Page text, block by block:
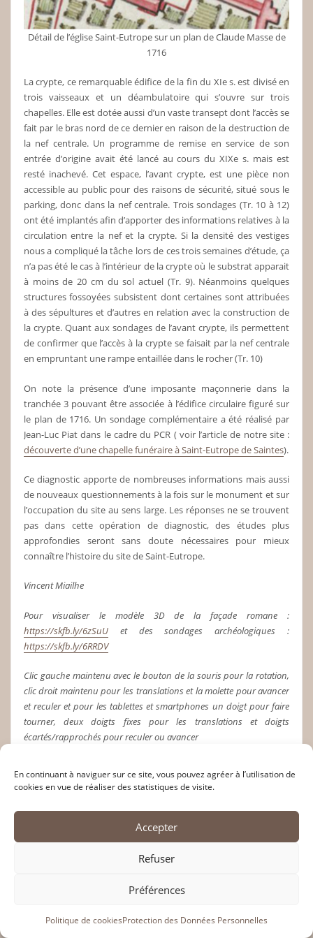
En continuant à naviguer sur ce site, vous pouvez agréer à l’utilisation de
cookies en vue de réaliser des statistiques de visite.
Accepter
Refuser
Préférences
Politique de cookiesProtection des Données Personnelles
Détail de l’église Saint-Eutrope sur un plan de Claude Masse de
1716
La crypte, ce remarquable édifice de la fin du XIe s. est divisé en
trois vaisseaux et un déambulatoire qui s’ouvre sur trois
chapelles. Elle est dotée aussi d’un vaste transept dont l’accès se
fait par le bras nord de ce dernier en raison de la destruction de
la nef centrale. Un programme de remise en service de son
entrée d’origine avait été lancé au cours du XIXe s. mais est
resté inachevé. Cet espace, l’avant crypte, est une pièce non
accessible au public pour des raisons de sécurité, situé sous le
parking, donc dans la nef centrale. Trois sondages (Tr. 10 à 12)
ont été implantés afin d’apporter des informations relatives à la
circulation entre la nef et la crypte. Si la densité des vestiges
nous a compliqué la tâche lors de ces trois semaines d’étude, ça
n’a pas été le cas à l’intérieur de la crypte où le substrat apparait
à moins de 20 cm du sol actuel (Tr. 9). Néanmoins quelques
structures fossoyées subsistent dont certaines sont attribuées
à des sépultures et d’autres en relation avec la construction de
la crypte. Quant aux sondages de l’avant crypte, ils permettent
de confirmer que l’accès à la crypte se faisait par la nef centrale
en empruntant une rampe entaillée dans le rocher (Tr. 10)
On note la présence d’une imposante maçonnerie dans la
tranchée 3 pouvant être associée à l’édifice circulaire figuré sur
le plan de 1716. Un sondage complémentaire a été réalisé par
Jean-Luc Piat dans le cadre du PCR ( voir l’article de notre site :
découverte d’une chapelle funéraire à Saint-Eutrope de Saintes).
Ce diagnostic apporte de nombreuses informations mais aussi
de nouveaux questionnements à la fois sur le monument et sur
l’occupation du site au sens large. Les réponses ne se trouvent
pas dans cette opération de diagnostic, des études plus
approfondies seront sans doute nécessaires pour mieux
connaître l’histoire du site de Saint-Eutrope.
Vincent Miailhe
Pour visualiser le modèle 3D de la façade romane :
https://skfb.ly/6zSuUet des sondages archéologiques :
https://skfb.ly/6RRDV
Clic gauche maintenu avec le bouton de la souris pour la rotation,
clic droit maintenu pour les translations et la molette pour avancer
et reculer et pour les tablettes et smartphones un doigt pour faire
tourner, deux doigts fixes pour les translations et doigts
écartés/rapprochés pour reculer ou avancer
Fouilles archéologiques
Saintes, rue Bernard.
Jean-Philippe Baigl